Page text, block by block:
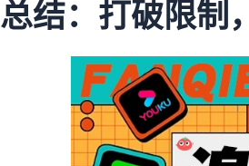
总结：打破限制